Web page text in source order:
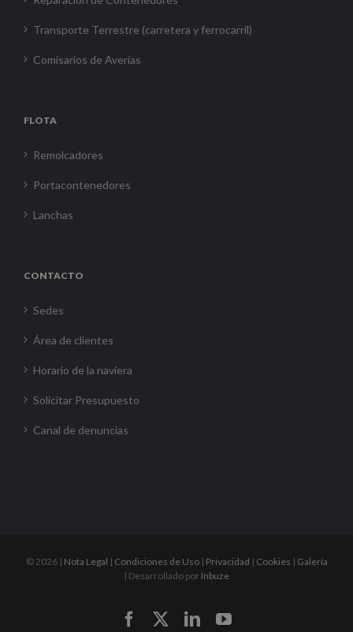
Transporte Terrestre (carretera y ferrocarril)
Comisarios de Averías
FLOTA
Remolcadores
Portacontenedores
Lanchas
CONTACTO
Sedes
Área de clientes
Horario de la naviera
Solicitar Presupuesto
Canal de denuncias
© 2026 | Nota Legal | Condiciones de Uso| Privacidad | Cookies | Galería
| Desarrollado por Inbuze
FacebookLinkedInYouTube